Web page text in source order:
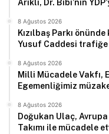
Arıklı, Dr. Bibi’nin
8 Ağustos 2026
Kızılbaş Parkı
Yusuf Caddesi
8 Ağustos 2026
Milli Mücadele Vakfı,
Egemenliğimiz
8 Ağustos 2026
Doğukan Ulaç,
Takımı ile mücadele